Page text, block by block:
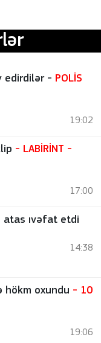
edirdilər - POLİS
19:02
- LABİRİNT -
17:00
atas ıvəfat etdi
14:38
hökm oxundu - 10
19:06